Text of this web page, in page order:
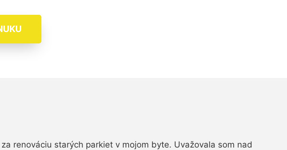
za renováciu starých parkiet v mojom byte. Uvažovala som nad